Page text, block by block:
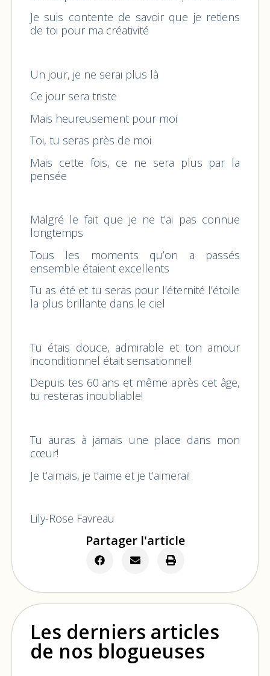
Je suis contente de savoir que je retiens
de toi pour ma créativité
Un jour, je ne serai plus là
Ce jour sera triste
Mais heureusement pour moi
Toi, tu seras près de moi
Mais cette fois, ce ne sera plus par la
pensée
Malgré le fait que je ne t’ai pas connue
longtemps
Tous les moments qu’on a passés
ensemble étaient excellents
Tu as été et tu seras pour l’éternité l’étoile
la plus brillante dans le ciel
Tu étais douce, admirable et ton amour
inconditionnel était sensationnel!
Depuis tes 60 ans et même après cet âge,
tu resteras inoubliable!
Tu auras à jamais une place dans mon
cœur!
Je t’aimais, je t’aime et je t’aimerai!
Lily-Rose Favreau
Partager l'article
Les derniers articles
de nos blogueuses